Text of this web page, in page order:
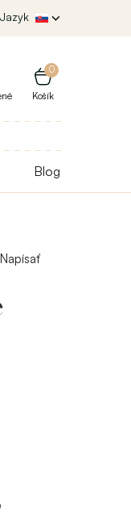
Jazyk
0
Košík
Blog
Napísať